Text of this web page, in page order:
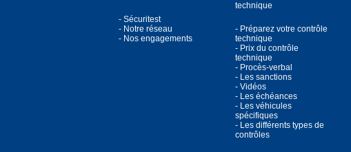
- Sécuritest
- Notre réseau
- Nos engagements
technique
- Préparez votre contrôle
technique
- Prix du contrôle
technique
- Procès-verbal
- Les sanctions
- Vidéos
- Les échéances
- Les véhicules
spécifiques
- Les différents types de
contrôles